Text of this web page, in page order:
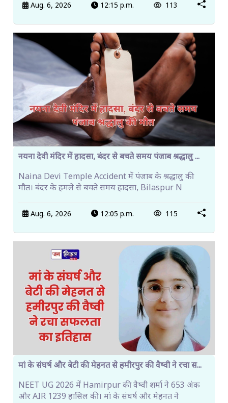
Aug. 6, 2026 12:15 p.m. 113
नयना देवी मंदिर में हादसा, बंदर से बचते समय पंजाब श्रद्धालु ...
Naina Devi Temple Accident में पंजाब के श्रद्धालु की
मौत। बंदर के हमले से बचते समय हादसा, Bilaspur N
Aug. 6, 2026 12:05 p.m. 115
मां के संघर्ष और बेटी की मेहनत से हमीरपुर की वैष्वी ने रचा स...
NEET UG 2026 में Hamirpur की वैष्वी शर्मा ने 653 अंक
और AIR 1239 हासिल की। मां के संघर्ष और मेहनत ने